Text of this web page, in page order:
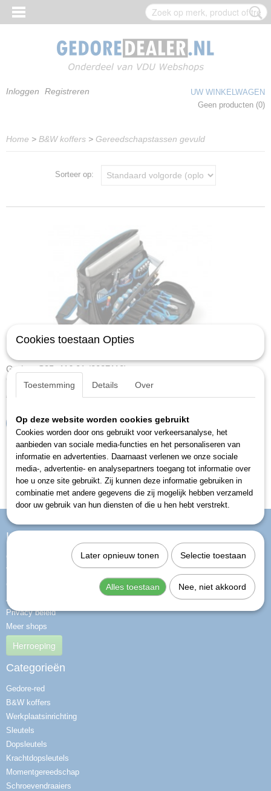
Inloggen Registreren
UW WINKELWAGEN
Geen producten (0)
Home > B&W koffers > Gereedschapstassen gevuld
Sorteer op:
Gedore S85 -116.01 (8087110)
Gereedschapset, incl. B&W tas 116.01, 85-dlg.
€ 452,00
IN WINKELWAGEN
Informatie
Over ons
Vragen
Contact
Algemene voorwaarden
Privacy beleid
Meer shops
Herroeping
Categorieën
Gedore-red
B&W koffers
Werkplaatsinrichting
Sleutels
Dopsleutels
Krachtdopsleutels
Momentgereedschap
Schroevendraaiers
Cookies toestaan Opties
Toestemming Details Over
Op deze website worden cookies gebruikt
Cookies worden door ons gebruikt voor verkeersanalyse, het
aanbieden van sociale media-functies en het personaliseren van
informatie en advertenties. Daarnaast verlenen we onze sociale
media-, advertentie- en analysepartners toegang tot informatie over
hoe u onze site gebruikt. Zij kunnen deze informatie gebruiken in
combinatie met andere gegevens die zij mogelijk hebben verzameld
door uw gebruik van hun diensten of die u hen hebt verstrekt.
Later opnieuw tonen Selectie toestaan
Alles toestaan Nee, niet akkoord